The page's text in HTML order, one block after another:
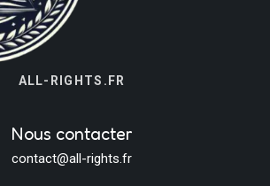
ALL-RIGHTS.FR
Nous contacter
contact@all-rights.fr